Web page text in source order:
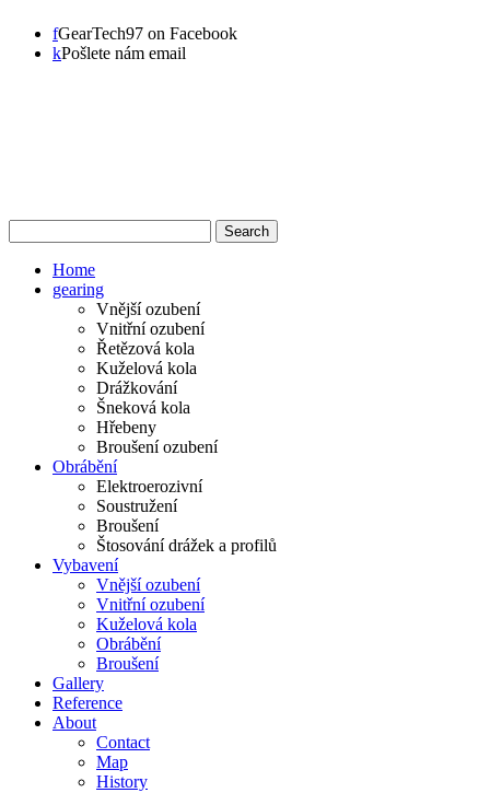
fGearTech97 on Facebook
kPošlete nám email
Home
gearing
Vnější ozubení
Vnitřní ozubení
Řetězová kola
Kuželová kola
Drážkování
Šneková kola
Hřebeny
Broušení ozubení
Obrábění
Elektroerozivní
Soustružení
Broušení
Štosování drážek a profilů
Vybavení
Vnější ozubení
Vnitřní ozubení
Kuželová kola
Obrábění
Broušení
Gallery
Reference
About
Contact
Map
History